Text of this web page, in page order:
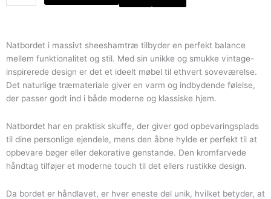
i
med
skuffe
og
hylde
antal
Natbordet i massivt sheeshamtræ tilbyder en perfekt balance
mellem funktionalitet og stil. Med sin unikke og smukke vintage-
inspirerede design er det et ideelt møbel til ethvert soveværelse.
Det naturlige træmateriale giver en varm og indbydende følelse,
der passer godt ind i både moderne og klassiske hjem.
Natbordet har en praktisk skuffe, der giver god opbevaringsplads
til dine personlige ejendele, mens den åbne hylde er perfekt til at
opbevare bøger eller dekorative genstande. Den kromfarvede
håndtag tilføjer et moderne touch til det ellers rustikke design.
Da bordet er håndlavet, er hver eneste del unik, hvilket betyder, at